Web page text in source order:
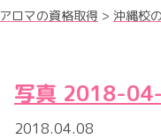
アロマの資格取得 > 沖縄校
写真 2018-
2018.04.08